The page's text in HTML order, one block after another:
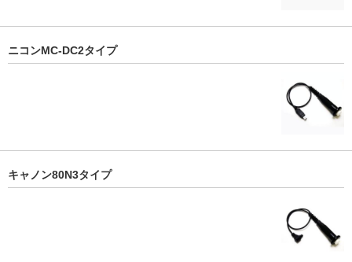
ニコンMC-DC2タイプ
キャノン80N3タイプ